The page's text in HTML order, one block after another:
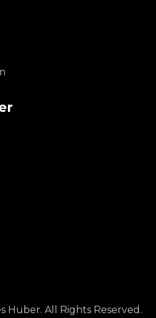
Huber. All Rights Reserved.